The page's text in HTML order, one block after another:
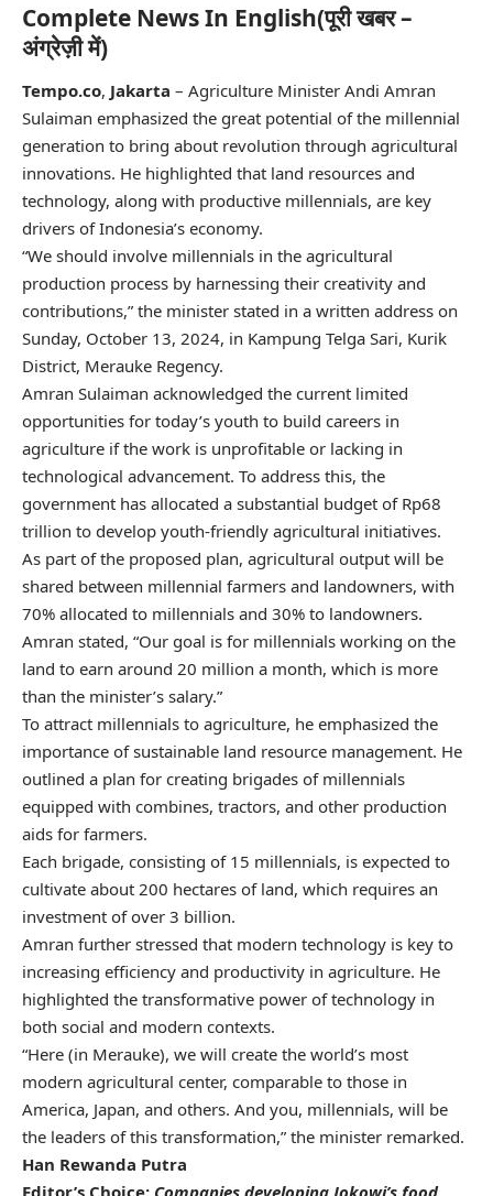
Complete News In English(पूरी खबर –
अंग्रेज़ी में)
Tempo.co, Jakarta – Agriculture Minister Andi Amran
Sulaiman emphasized the great potential of the millennial
generation to bring about revolution through agricultural
innovations. He highlighted that land resources and
technology, along with productive millennials, are key
drivers of Indonesia’s economy.
“We should involve millennials in the agricultural
production process by harnessing their creativity and
contributions,” the minister stated in a written address on
Sunday, October 13, 2024, in Kampung Telga Sari, Kurik
District, Merauke Regency.
Amran Sulaiman acknowledged the current limited
opportunities for today’s youth to build careers in
agriculture if the work is unprofitable or lacking in
technological advancement. To address this, the
government has allocated a substantial budget of Rp68
trillion to develop youth-friendly agricultural initiatives.
As part of the proposed plan, agricultural output will be
shared between millennial farmers and landowners, with
70% allocated to millennials and 30% to landowners.
Amran stated, “Our goal is for millennials working on the
land to earn around 20 million a month, which is more
than the minister’s salary.”
To attract millennials to agriculture, he emphasized the
importance of sustainable land resource management. He
outlined a plan for creating brigades of millennials
equipped with combines, tractors, and other production
aids for farmers.
Each brigade, consisting of 15 millennials, is expected to
cultivate about 200 hectares of land, which requires an
investment of over 3 billion.
Amran further stressed that modern technology is key to
increasing efficiency and productivity in agriculture. He
highlighted the transformative power of technology in
both social and modern contexts.
“Here (in Merauke), we will create the world’s most
modern agricultural center, comparable to those in
America, Japan, and others. And you, millennials, will be
the leaders of this transformation,” the minister remarked.
Han Rewanda Putra
Editor’s Choice: Companies developing Jokowi’s food